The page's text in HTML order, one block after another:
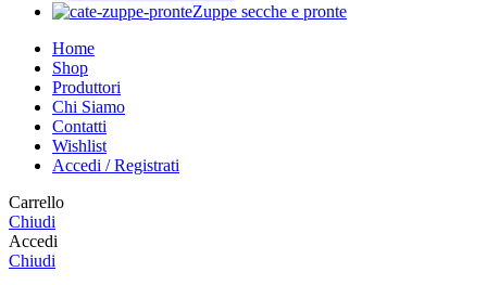
Zuppe secche e pronte
Home
Shop
Produttori
Chi Siamo
Contatti
Wishlist
Accedi / Registrati
Carrello
Chiudi
Accedi
Chiudi